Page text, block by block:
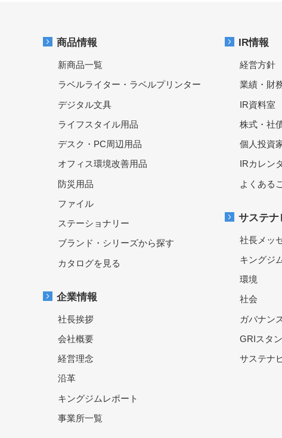
商品情報
新商品一覧
ラベルライター・ラベルプリンター
デジタル文具
ライフスタイル用品
デスク・PC周辺用品
オフィス環境改善用品
防災用品
ファイル
ステーショナリー
ブランド・シリーズから探す
カタログを見る
企業情報
社長挨拶
会社概要
経営理念
沿革
キングジムレポート
事業所一覧
IR情報
経営方針
業績・財
IR資料室
株式・社
個人投資
IRカレン
よくある
サステナ
社長メッ
キングジ
環境
社会
ガバナン
GRIスタ
サステナ